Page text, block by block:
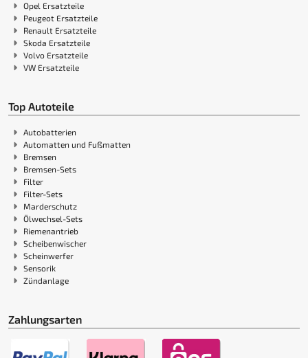
Opel Ersatzteile
Peugeot Ersatzteile
Renault Ersatzteile
Skoda Ersatzteile
Volvo Ersatzteile
VW Ersatzteile
Top Autoteile
Autobatterien
Automatten und Fußmatten
Bremsen
Bremsen-Sets
Filter
Filter-Sets
Marderschutz
Ölwechsel-Sets
Riemenantrieb
Scheibenwischer
Scheinwerfer
Sensorik
Zündanlage
Zahlungsarten